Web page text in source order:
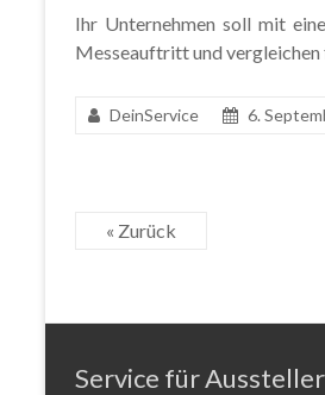
Ihr Unternehmen soll mit
Messeauftritt und vergleichen
DeinService 6.
« Zurück
Service für Aussteller